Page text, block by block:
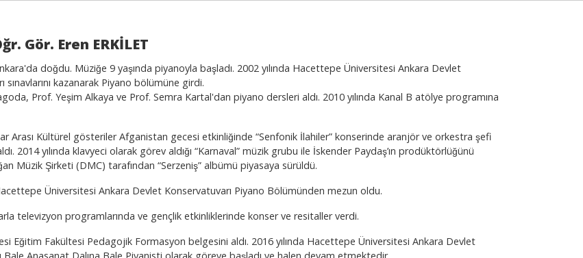
Gör. Eren ERKİLET
doğdu. Müziğe 9 yaşında piyanoyla başladı. 2002 yılında Hacettepe Üniversitesi Ankara Devlet
sınavlarını kazanarak Piyano bölümüne girdi.
Prof. Yeşim Alkaya ve Prof. Semra Kartal'dan piyano dersleri aldı. 2010 yılında Kanal B atölye programına
Arası Kültürel gösteriler Afganistan gecesi etkinliğinde “Senfonik İlahiler” konserinde aranjör ve orkestra şefi
2014 yılında klavyeci olarak görev aldığı “Karnaval” müzik grubu ile İskender Paydaş’ın prodüktörlüğünü
Müzik Şirketi (DMC) tarafından “Serzeniş” albümü piyasaya sürüldü.
Üniversitesi Ankara Devlet Konservatuvarı Piyano Bölümünden mezun oldu.
televizyon programlarında ve gençlik etkinliklerinde konser ve resitaller verdi.
Eğitim Fakültesi Pedagojik Formasyon belgesini aldı. 2016 yılında Hacettepe Üniversitesi Ankara Devlet